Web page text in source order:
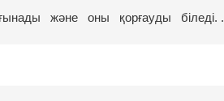
ұғынады және оны қорғауды біледі. .